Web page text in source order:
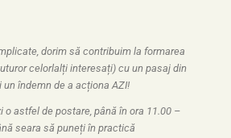
dorim să contribuim la formarea
celorlalți interesați) cu un pasaj din
îndemn de a acționa AZI!
o astfel de postare, până în ora 11.00 –
seara să puneți în practică